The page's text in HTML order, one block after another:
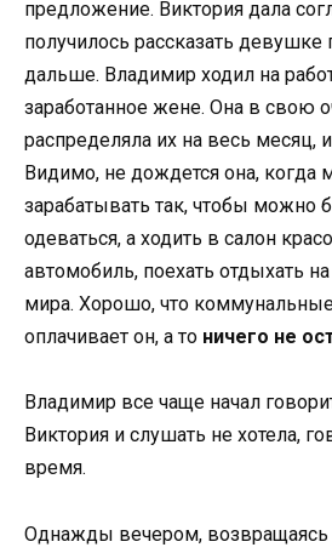
предложение. Виктория дала
получилось рассказать
дальше. Владимир ходил на
заработанное жене. Она в свою
распределяла их на весь месяц,
Видимо, не дождется она, когда
зарабатывать так, чтобы можно
одеваться, а ходить в салон
автомобиль, поехать отдыхать
мира. Хорошо, что
оплачивает он, а то ничего не
Владимир все чаще начал
Виктория и слушать не хотела,
время.
Однажды вечером,